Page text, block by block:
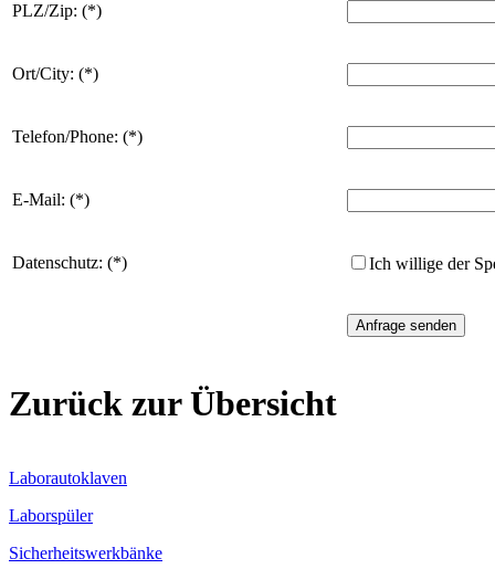
PLZ/Zip: (*)
Ort/City: (*)
Telefon/Phone: (*)
E-Mail: (*)
Datenschutz: (*) Ich willige der
Zurück zur Übersicht
Laborautoklaven
Laborspüler
Sicherheitswerkbänke